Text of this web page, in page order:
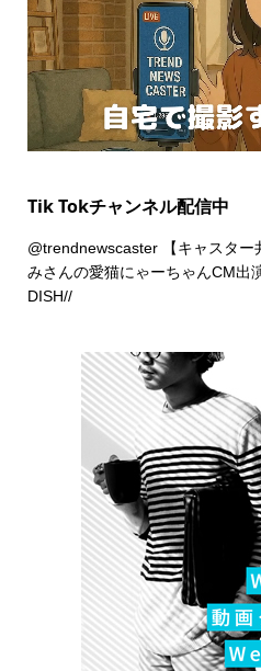
Tik Tokチャンネル配信中
@trendnewscaster【キャスター
みさんの愛猫にゃーちゃんCM
DISH//